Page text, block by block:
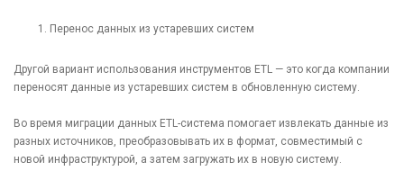
Перенос данных из устаревших систем
Другой вариант использования инструментов ETL — это когда компании
переносят данные из устаревших систем в обновленную систему.
Во время миграции данных ETL-система помогает извлекать данные из
разных источников, преобразовывать их в формат, совместимый с
новой инфраструктурой, а затем загружать их в новую систему.